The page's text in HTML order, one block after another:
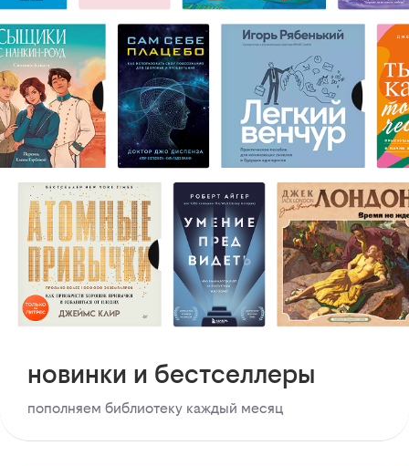
новинки и бестселлеры
пополняем библиотеку каждый месяц